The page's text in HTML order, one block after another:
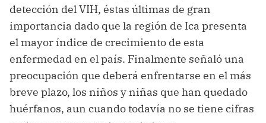
detección del VIH, éstas últimas de gran
importancia dado que la región de Ica presenta
el mayor índice de crecimiento de esta
enfermedad en el país. Finalmente señaló una
preocupación que deberá enfrentarse en el más
breve plazo, los niños y niñas que han quedado
huérfanos, aun cuando todavía no se tiene cifras